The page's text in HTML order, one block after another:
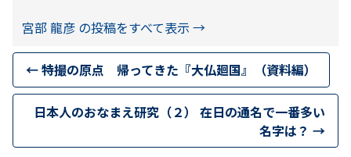
宮部 龍彦 の投稿をすべて表示 →
←特撮の原点 帰ってきた『大仏廻国』（資料編）
日本人のおなまえ研究（２） 在日の通名で一番多い
名字は？ →